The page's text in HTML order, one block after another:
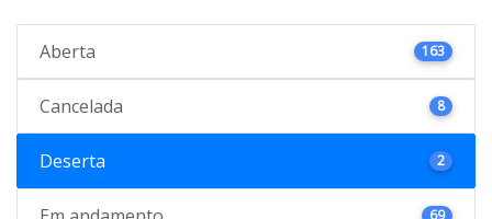
Aberta 163
Cancelada 8
Deserta 2
69